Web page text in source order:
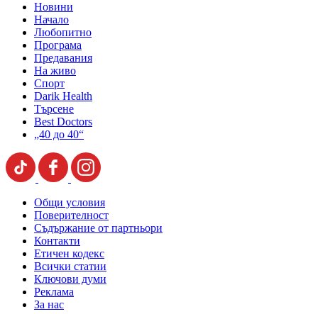
Новини
Начало
Любопитно
Програма
Предавания
На живо
Спорт
Darik Health
Търсене
Best Doctors
„40 до 40“
Общи условия
Поверителност
Съдържание от партньори
Контакти
Етичен кодекс
Всички статии
Ключови думи
Реклама
За нас